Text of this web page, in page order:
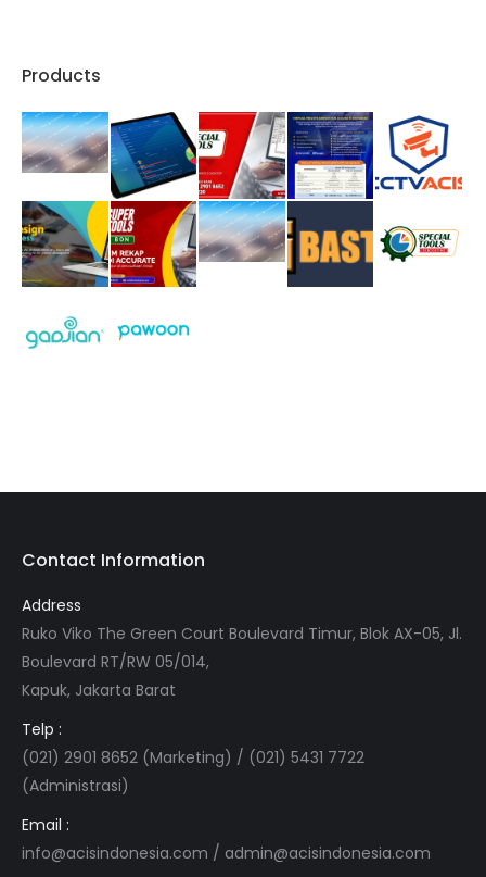
Products
Contact Information
Address
Ruko Viko The Green Court Boulevard Timur, Blok AX-05, Jl.
Boulevard RT/RW 05/014,
Kapuk, Jakarta Barat
Telp :
(021) 2901 8652 (Marketing) / (021) 5431 7722
(Administrasi)
Email :
info@acisindonesia.com / admin@acisindonesia.com